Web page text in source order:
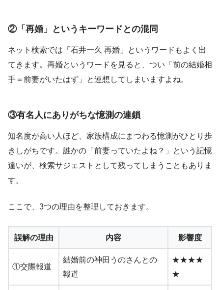
②「再婚」というキーワードとの混同
ネット検索では「石井一久 再婚」というワードもよく出
てきます。再婚というワードを見ると、つい「前の結婚相
手＝前妻がいたはず」と連想してしまいますよね。
③有名人にありがちな憶測の連鎖
知名度が高い人ほど、家族構成にまつわる憶測がひとり歩
きしがちです。誰かの「前妻っていたよね？」という記憶
違いが、検索サジェストとして残ってしまうこともありま
す。
ここで、3つの理由を整理しておきます。
誤解の理由 内容 影響度
①交際報道
結婚前の神田うのさんとの
報道
★★★★
★